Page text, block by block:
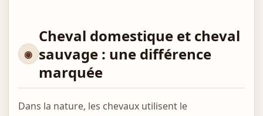
Cheval domestique et cheval
sauvage : une différence
marquée
Dans la nature, les chevaux utilisent le